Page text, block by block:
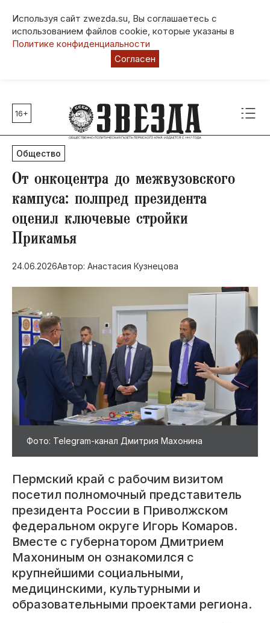
Используя сайт zwezda.su, Вы соглашаетесь с
использованием файлов cookie, которые указаны в
Политике конфиденциальности
Согласен
Главные темы
80 лет Победы
Молодежная столица РФ
СВО
Социальная поддержка
Инфраструктура
Благоустройство
16+
Общество
​От онкоцентра до межвузовского
кампуса: полпред президента
оценил ключевые стройки
Прикамья
24.06.2026Автор: Анастасия Кузнецова
Фото: Telegram-канал Дмитрия Махонина
Пермский край с рабочим визитом
посетил полномочный представитель
президента России в Приволжском
федеральном округе Игорь Комаров.
Вместе с губернатором Дмитрием
Махониным он ознакомился с
крупнейшими социальными,
медицинскими, культурными и
образовательными проектами региона.